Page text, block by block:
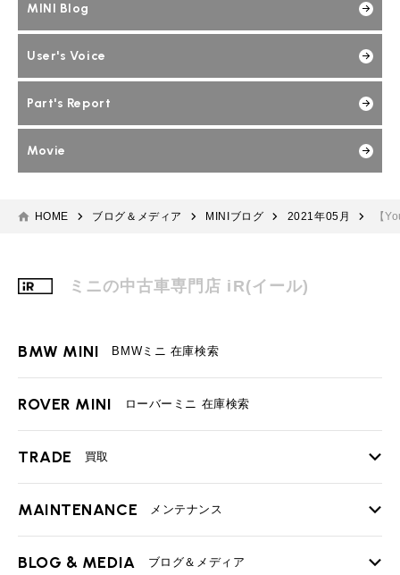
MINI Blog
User's Voice
Part's Report
Movie
HOME ブログ＆メディア MINIブログ 2021年05月 【
ミニの中古車専門店 iR(イール)
BMW MINI BMWミニ 在庫検索
ROVER MINI ローバーミニ 在庫検索
TRADE 買取
TOP
MAINTENANCE メンテナンス
TOP
BLOG & MEDIA ブログ＆メディア